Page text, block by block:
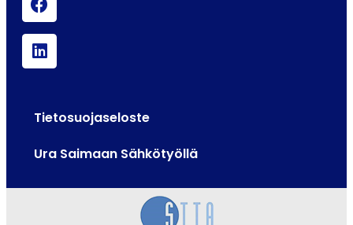
Tietosuojaseloste
Ura Saimaan Sähkötyöllä